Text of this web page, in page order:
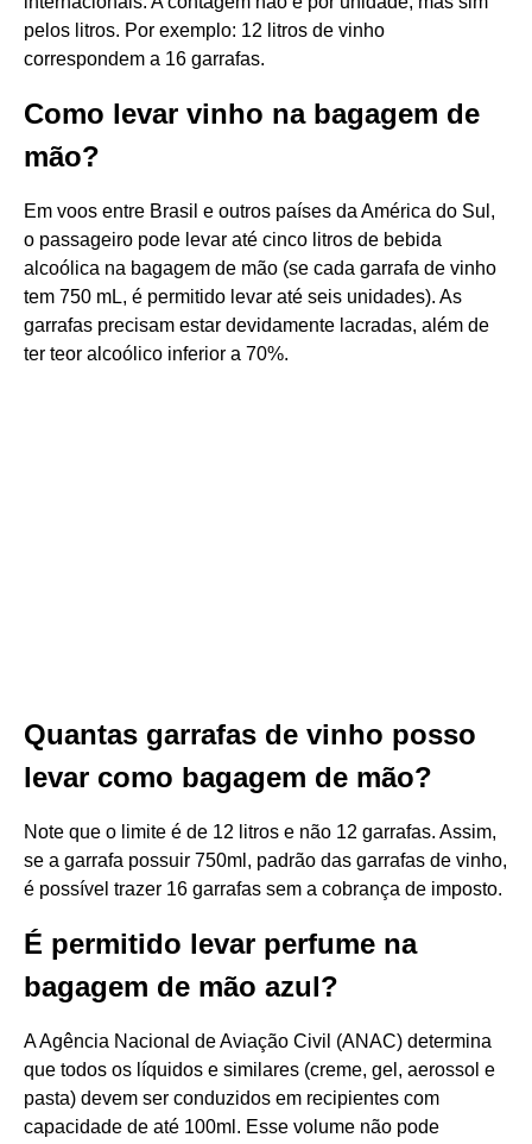
pelos litros. Por exemplo: 12 litros de vinho
correspondem a 16 garrafas.
Como levar vinho na bagagem de
mão?
Em voos entre Brasil e outros países da América do Sul,
o passageiro pode levar até cinco litros de bebida
alcoólica na bagagem de mão (se cada garrafa de vinho
tem 750 mL, é permitido levar até seis unidades). As
garrafas precisam estar devidamente lacradas, além de
ter teor alcoólico inferior a 70%.
Quantas garrafas de vinho posso
levar como bagagem de mão?
Note que o limite é de 12 litros e não 12 garrafas. Assim,
se a garrafa possuir 750ml, padrão das garrafas de vinho,
é possível trazer 16 garrafas sem a cobrança de imposto.
É permitido levar perfume na
bagagem de mão azul?
A Agência Nacional de Aviação Civil (ANAC) determina
que todos os líquidos e similares (creme, gel, aerossol e
pasta) devem ser conduzidos em recipientes com
capacidade de até 100ml. Esse volume não pode